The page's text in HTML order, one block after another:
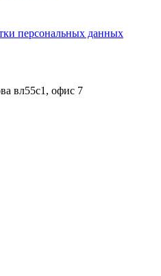
персональных данных
вл55с1, офис 7